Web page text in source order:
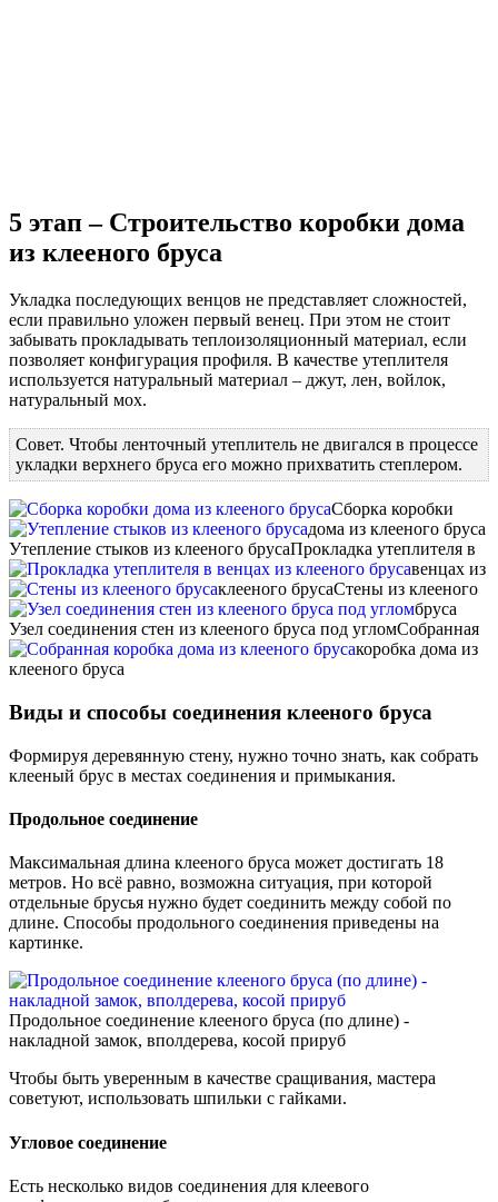
5 этап – Строительство коробки дома
из клееного бруса
Укладка последующих венцов не представляет сложностей,
если правильно уложен первый венец. При этом не стоит
забывать прокладывать теплоизоляционный материал, если
позволяет конфигурация профиля. В качестве утеплителя
используется натуральный материал – джут, лен, войлок,
натуральный мох.
Совет. Чтобы ленточный утеплитель не двигался в процессе
укладки верхнего бруса его можно прихватить степлером.
Сборка коробки
дома из клееного бруса
Утепление стыков из клееного брусаПрокладка утеплителя в
венцах из
клееного брусаСтены из клееного
бруса
Узел соединения стен из клееного бруса под угломСобранная
коробка дома из
клееного бруса
Виды и способы соединения клееного бруса
Формируя деревянную стену, нужно точно знать, как собрать
клееный брус в местах соединения и примыкания.
Продольное соединение
Максимальная длина клееного бруса может достигать 18
метров. Но всё равно, возможна ситуация, при которой
отдельные брусья нужно будет соединить между собой по
длине. Способы продольного соединения приведены на
картинке.
Продольное соединение клееного бруса (по длине) -
накладной замок, вполдерева, косой прируб
Чтобы быть уверенным в качестве сращивания, мастера
советуют, использовать шпильки с гайками.
Угловое соединение
Есть несколько видов соединения для клеевого